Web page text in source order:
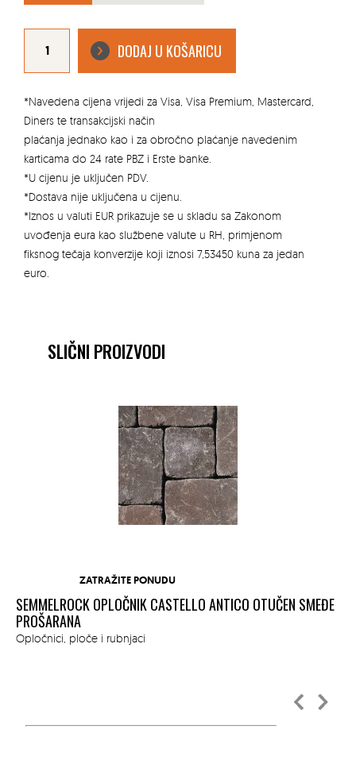
BETONSKA
OBLAK
MIX
DODAJ U KOŠARICU
*Navedena cijena vrijedi za Visa, Visa Premium, Mastercard,
Diners te transakcijski način
plaćanja jednako kao i za obročno plaćanje navedenim
karticama do 24 rate PBZ i Erste banke.
*U cijenu je uključen PDV.
*Dostava nije uključena u cijenu.
*Iznos u valuti EUR prikazuje se u skladu sa Zakonom
uvođenja eura kao službene valute u RH, primjenom
fiksnog tečaja konverzije koji iznosi 7,53450 kuna za jedan
euro.
SLIČNI PROIZVODI
ZATRAŽITE PONUDU
SEMMELROCK OPLOČNIK CASTELLO ANTICO OTUČEN SMEĐE
PROŠARANA
Opločnici, ploče i rubnjaci